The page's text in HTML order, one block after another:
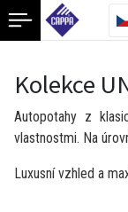
Kolekce
Autopotahy z
vlastnostmi. Na
Luxusní vzhled a